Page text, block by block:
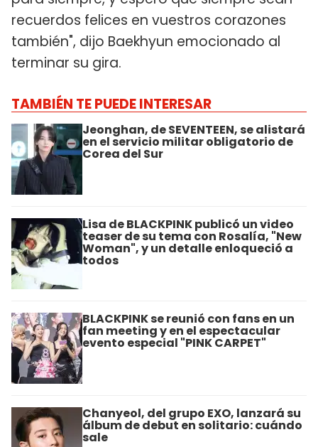
recuerdos felices en vuestros corazones
también", dijo Baekhyun emocionado al
terminar su gira.
TAMBIÉN TE PUEDE INTERESAR
Jeonghan, de SEVENTEEN, se alistará
en el servicio militar obligatorio de
Corea del Sur
Lisa de BLACKPINK publicó un video
teaser de su tema con Rosalía, "New
Woman", y un detalle enloqueció a
todos
BLACKPINK se reunió con fans en un
fan meeting y en el espectacular
evento especial "PINK CARPET"
Chanyeol, del grupo EXO, lanzará su
álbum de debut en solitario: cuándo
sale